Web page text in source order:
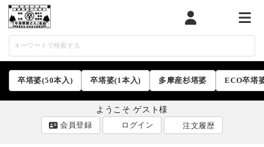
マイページカート メニ
卒塔婆(50本入) 卒塔婆(1本入) 多摩産杉塔婆 ECO卒塔
ようこそ ゲスト様
会員登録
ログイン 注文履歴